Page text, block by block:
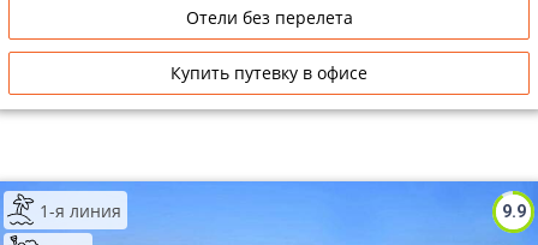
Отели без перелета
Купить путевку в офисе
9.9
1-я линия